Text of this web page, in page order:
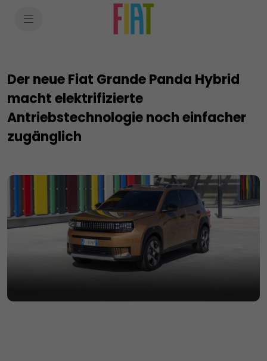
Der neue Fiat Grande Panda Hybrid
macht elektrifizierte
Antriebstechnologie noch einfacher
zugänglich